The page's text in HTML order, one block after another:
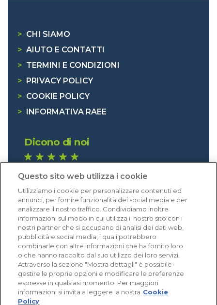
> CHI SIAMO
> AIUTO E CONTATTI
> TERMINI E CONDIZIONI
>
PRIVACY POLICY
> COOKIE POLICY
>
INFORMATIVA RAEE
Dicono di noi
Eccellente (4,8)
Acquisti verificati
Questo sito web utilizza i cookie
Utilizziamo i cookie per personalizzare contenuti ed
annunci, per fornire funzionalità dei social media e per
analizzare il nostro traffico. Condividiamo inoltre
informazioni sul modo in cui utilizza il nostro sito con i
nostri partner che si occupano di analisi dei dati web,
pubblicità e social media, i quali potrebbero
combinarle con altre informazioni che ha fornito loro
o che hanno raccolto dal suo utilizzo dei loro servizi.
Attraverso la sezione "Mostra dettagli" è possibile
gestire le proprie opzioni e modificare le preferenze
espresse in qualsiasi momento. Per maggiori
informazioni si invita a leggere la nostra Cookie
Policy